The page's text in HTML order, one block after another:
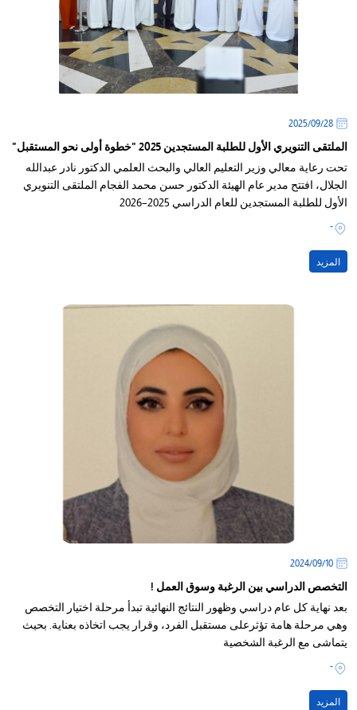
28‏/09‏/2025
الملتقى التنويري الأول للطلبة المستجدين 2025 "خطوة أولى نحو المستقبل"
تحت رعاية معالي وزير التعليم العالي والبحث العلمي الدكتور نادر عبدالله
الجلال، افتتح مدير عام الهيئة الدكتور حسن محمد الفجام الملتقى التنويري
الأول للطلبة المستجدين للعام الدراسي 2025–2026
-
المزيد
10‏/09‏/2024
التخصص الدراسي بين الرغبة وسوق العمل !
بعد نهاية كل عام دراسي وظهور النتائج النهائية تبدأ مرحلة اختيار التخصص
وهي مرحلة هامة تؤثرعلى مستقبل الفرد، وقرار يجب اتخاذه بعناية. بحيث
يتماشى مع الرغبة الشخصية
-
المزيد